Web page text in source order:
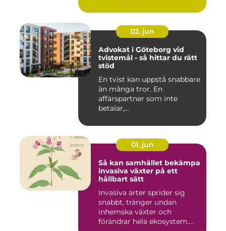
02. jun
Advokat i Göteborg vid
tvistemål - så hittar du rätt
stöd
En tvist kan uppstå snabbare
än många tror. En
affärspartner som inte
betalar,...
01. jun
Så kan samhället bekämpa
invasiva växter på ett
hållbart sätt
Invasiva arter sprider sig
snabbt, tränger undan
inhemska växter och
förändrar hela ekosystem.